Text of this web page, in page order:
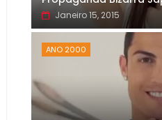
Janeiro 15, 2015
ANO 2000